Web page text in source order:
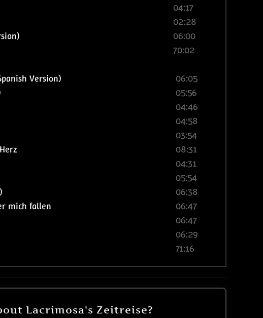
04:17
02:28
06:00
70:02
Version)
06:05
05:56
04:46
04:58
03:54
08:31
04:31
05:54
06:38
mich fallen
06:47
06:47
06:29
71:16
Lacrimosa's Zeitreise?